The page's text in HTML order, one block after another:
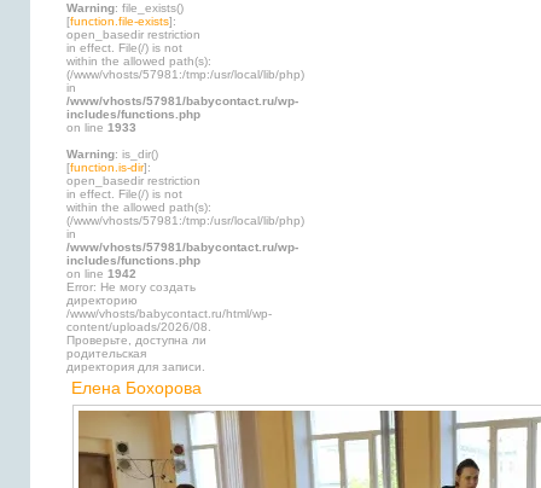
Warning: file_exists()
[function.file-exists]:
open_basedir restriction
in effect. File(/) is not
within the allowed path(s):
(/www/vhosts/57981:/tmp:/usr/local/lib/php)
in
/www/vhosts/57981/babycontact.ru/wp-
includes/functions.php
on line 1933
Warning: is_dir()
[function.is-dir]:
open_basedir restriction
in effect. File(/) is not
within the allowed path(s):
(/www/vhosts/57981:/tmp:/usr/local/lib/php)
in
/www/vhosts/57981/babycontact.ru/wp-
includes/functions.php
on line 1942
Error: Не могу создать
директорию
/www/vhosts/babycontact.ru/html/wp-
content/uploads/2026/08.
Проверьте, доступна ли
родительская
директория для записи.
Елена Бохорова